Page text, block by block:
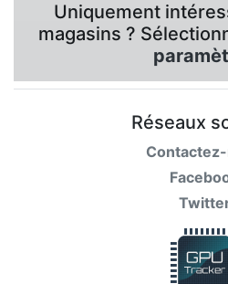
Uniquement
magasins ?
Réseaux